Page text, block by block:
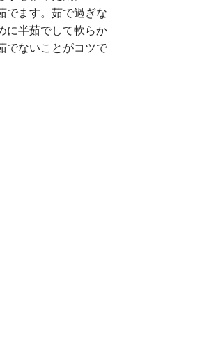
でます。茹で過ぎな
に半茹でして軟らか
でないことがコツで